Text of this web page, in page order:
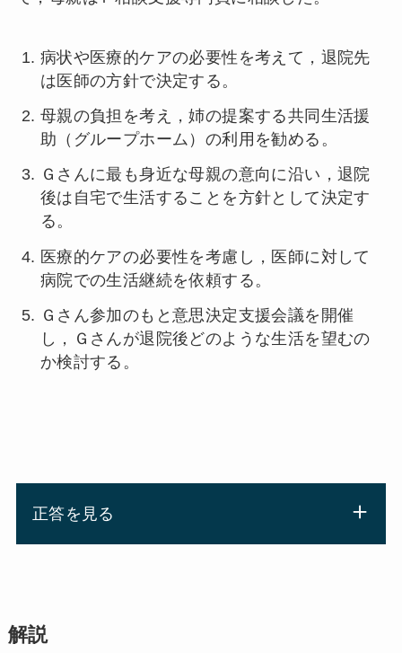
病状や医療的ケアの必要性を考えて，退院先
は医師の方針で決定する。
母親の負担を考え，姉の提案する共同生活援
助（グループホーム）の利用を勧める。
Ｇさんに最も身近な母親の意向に沿い，退院
後は自宅で生活することを方針として決定す
る。
医療的ケアの必要性を考慮し，医師に対して
病院での生活継続を依頼する。
Ｇさん参加のもと意思決定支援会議を開催
し，Ｇさんが退院後どのような生活を望むの
か検討する。
正答を見る
解説